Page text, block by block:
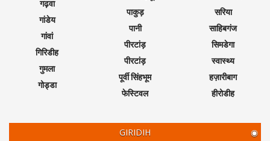
गढ़वा
गांडेय
गांवां
गिरिडीह
गुमला
गोड्डा
पाकुड़
पानी
पीरटांड़
पीरटांड़
पूर्वी सिंहभूम
फेस्टिवल
सरिया
साहिबगंज
सिमडेगा
स्वास्थ्य
हज़ारीबाग
हीरोडीह
GIRIDIH ◉